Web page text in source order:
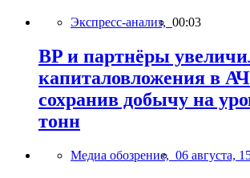
Экспресс-анализ, 00:03
BP и партнёры
капиталовложения в
сохранив добычу на
тонн
Медиа обозрение, 06 августа,